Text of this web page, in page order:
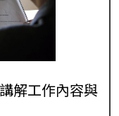
解工作內容與